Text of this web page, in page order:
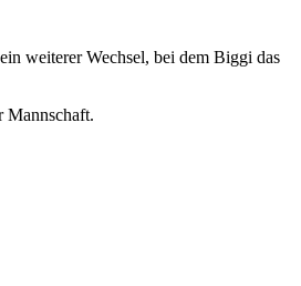
weiterer Wechsel, bei dem Biggi das
Mannschaft.